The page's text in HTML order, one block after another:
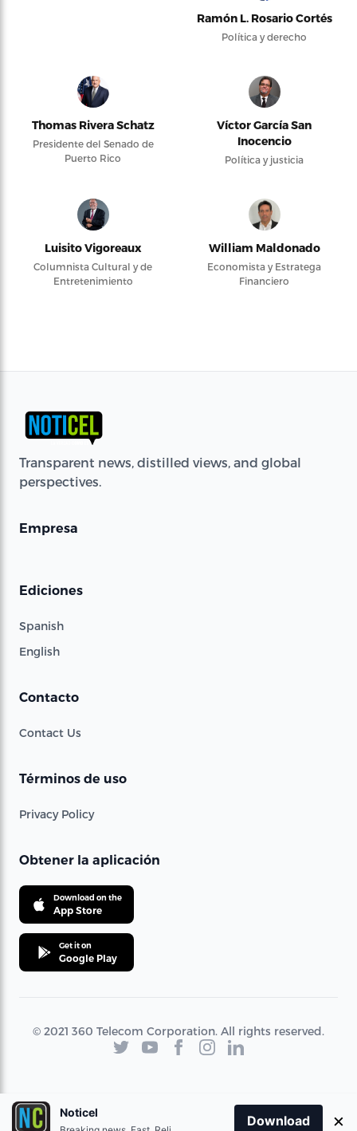
Ramón L. Rosario Cortés
Política y derecho
Thomas Rivera Schatz
Presidente del Senado de
Puerto Rico
Víctor García San
Inocencio
Política y justicia
Luisito Vigoreaux
Columnista Cultural y de
Entretenimiento
William Maldonado
Economista y Estratega
Financiero
Transparent news, distilled views, and global
perspectives.
Empresa
Ediciones
Spanish
English
Contacto
Contact Us
Términos de uso
Privacy Policy
Obtener la aplicación
Download on the
App Store
Get it on
Google Play
© 2021 360 Telecom Corporation. All rights reserved.
Noticel
Download ×